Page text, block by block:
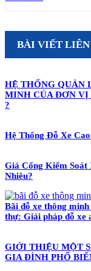
BÀI VIẾT LIÊN
HỆ THỐNG QUẢN
MINH CỦA ĐƠN
?
Hệ Thống Đỗ Xe
Giá Cổng Kiểm Soát
Nhiêu?
Bãi đỗ xe thông
thự: Giải pháp đỗ xe
GIỚI THIỆU MỘT
GIA ĐÌNH PHỔ